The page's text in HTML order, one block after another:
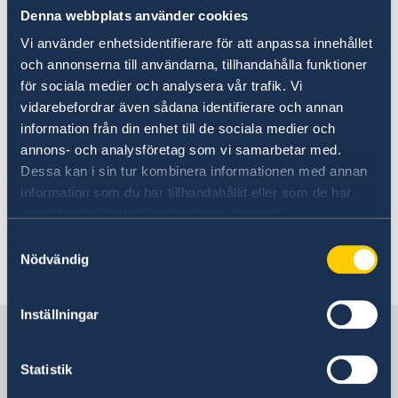
Denna webbplats använder cookies
Vi använder enhetsidentifierare för att anpassa innehållet
och annonserna till användarna, tillhandahålla funktioner
för sociala medier och analysera vår trafik. Vi
vidarebefordrar även sådana identifierare och annan
information från din enhet till de sociala medier och
annons- och analysföretag som vi samarbetar med.
Dessa kan i sin tur kombinera informationen med annan
information som du har tillhandahållit eller som de har
Nödvändig
Inställningar
Statistik
situationer.
UD:s reseinformation på
regeringen.se
Ladda ner appen UD Resklar
Ladda ner UD Resklar på Google Play
Ladda ner UD Resklar på iTunes
Följ UD Resklar på Facebook och X
UD Resklar på Facebook